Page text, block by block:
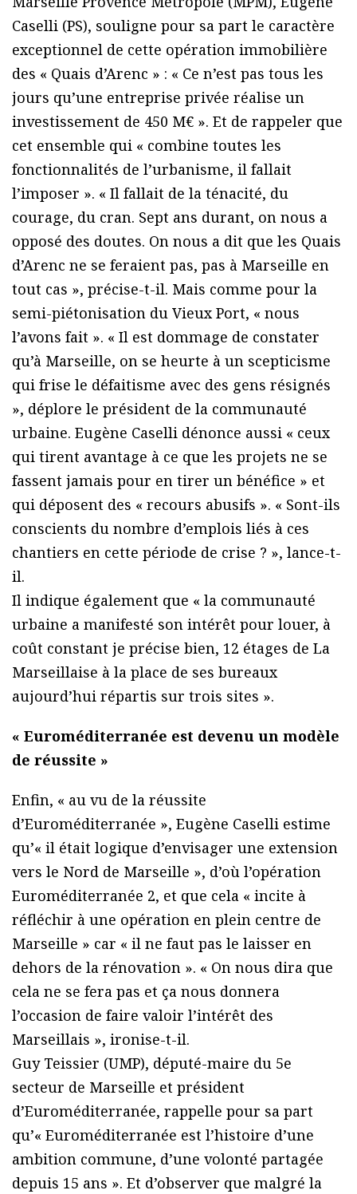
Caselli (PS), souligne pour sa part le caractère
exceptionnel de cette opération immobilière
des « Quais d’Arenc » : « Ce n’est pas tous les
jours qu’une entreprise privée réalise un
investissement de 450 M€ ». Et de rappeler que
cet ensemble qui « combine toutes les
fonctionnalités de l’urbanisme, il fallait
l’imposer ». « Il fallait de la ténacité, du
courage, du cran. Sept ans durant, on nous a
opposé des doutes. On nous a dit que les Quais
d’Arenc ne se feraient pas, pas à Marseille en
tout cas », précise-t-il. Mais comme pour la
semi-piétonisation du Vieux Port, « nous
l’avons fait ». « Il est dommage de constater
qu’à Marseille, on se heurte à un scepticisme
qui frise le défaitisme avec des gens résignés
», déplore le président de la communauté
urbaine. Eugène Caselli dénonce aussi « ceux
qui tirent avantage à ce que les projets ne se
fassent jamais pour en tirer un bénéfice » et
qui déposent des « recours abusifs ». « Sont-ils
conscients du nombre d’emplois liés à ces
chantiers en cette période de crise ? », lance-t-
il.
Il indique également que « la communauté
urbaine a manifesté son intérêt pour louer, à
coût constant je précise bien, 12 étages de La
Marseillaise à la place de ses bureaux
aujourd’hui répartis sur trois sites ».
« Euroméditerranée est devenu un modèle
de réussite »
Enfin, « au vu de la réussite
d’Euroméditerranée », Eugène Caselli estime
qu’« il était logique d’envisager une extension
vers le Nord de Marseille », d’où l’opération
Euroméditerranée 2, et que cela « incite à
réfléchir à une opération en plein centre de
Marseille » car « il ne faut pas le laisser en
dehors de la rénovation ». « On nous dira que
cela ne se fera pas et ça nous donnera
l’occasion de faire valoir l’intérêt des
Marseillais », ironise-t-il.
Guy Teissier (UMP), député-maire du 5e
secteur de Marseille et président
d’Euroméditerranée, rappelle pour sa part
qu’« Euroméditerranée est l’histoire d’une
ambition commune, d’une volonté partagée
depuis 15 ans ». Et d’observer que malgré la